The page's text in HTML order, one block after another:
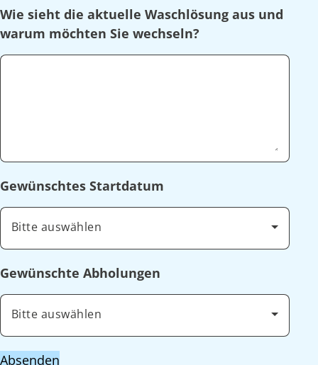
Wie sieht die aktuelle Waschlösung aus und
warum möchten Sie wechseln?
Gewünschtes Startdatum
Bitte auswählen
Gewünschte Abholungen
Bitte auswählen
Absenden